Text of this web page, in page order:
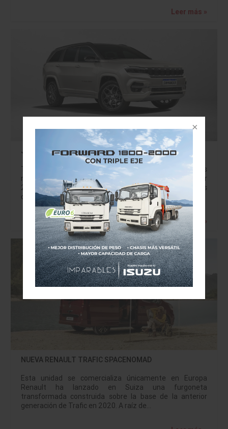
Leer más »
Jeep Commander 2025: Una nueva especie
Tras casi 15 años de ausencia en nuestro país, Stellantis
revide una de sus grandes leyendas: Jeep Commander
2025 y lo hace con un SUV compacto para 7 pasajeros
construido…
Leer más »
NUEVA RENAULT TRAFIC SPACENOMAD
Esta unidad se comercializa únicamente en Europa
Renault ha lanzado en Suiza una furgoneta
transformada construida sobre la base de la anterior
generación de Trafic en 2020. A raíz de…